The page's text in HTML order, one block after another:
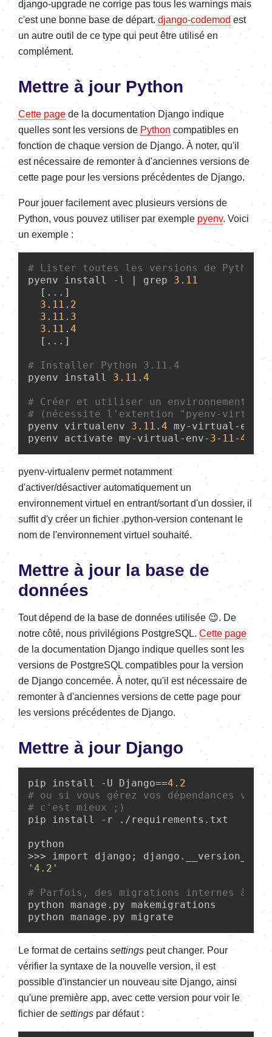
django-upgrade ne corrige pas tous les warnings mais
c'est une bonne base de départ. django-codemod est
un autre outil de ce type qui peut être utilisé en
complément.
Mettre à jour Python
Cette page de la documentation Django indique
quelles sont les versions de Python compatibles en
fonction de chaque version de Django. À noter, qu'il
est nécessaire de remonter à d'anciennes versions de
cette page pour les versions précédentes de Django.
Pour jouer facilement avec plusieurs versions de
Python, vous pouvez utiliser par exemple pyenv. Voici
un exemple :
# Lister toutes les versions de Python
pyenv install
-l | grep 3.11
  [...]
3.11 . 2
3.11 . 3
3.11 . 4
  [...]
# Installer Python 3.11.4
pyenv install 3.11 . 4
# Créer et utiliser un environnement
# (nécessite l'extention "pyenv-
pyenv virtualenv 3.11 . 4 my-virtual-env-
pyenv activate my-virtual-env- 3- 11-4
pyenv-virtualenv permet notamment
d'activer/désactiver automatiquement un
environnement virtuel en entrant/sortant d'un dossier, il
suffit d'y créer un fichier .python-version contenant le
nom de l'environnement virtuel souhaité.
Mettre à jour la base de
données
Tout dépend de la base de données utilisée 😉. De
notre côté, nous privilégions PostgreSQL. Cette page
de la documentation Django indique quelles sont les
versions de PostgreSQL compatibles pour la version
de Django concernée. À noter, qu'il est nécessaire de
remonter à d'anciennes versions de cette page pour
les versions précédentes de Django.
Mettre à jour Django
pip install -U Django==4.2
# ou si vous gérez vos dépendances
# c'est mieux ;)
pip install -r ./requirements.txt
python
'4.2'
# Parfois, des migrations internes à
python manage.py makemigrations
python manage.py migrate
Le format de certains settings peut changer. Pour
vérifier la syntaxe de la nouvelle version, il est
possible d'instancier un nouveau site Django, ainsi
qu'une première app, avec cette version pour voir le
fichier de settings par défaut :